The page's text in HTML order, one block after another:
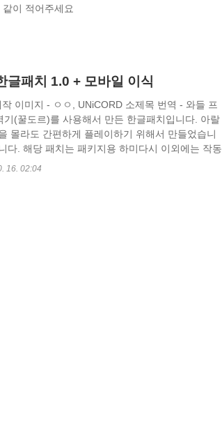
이 적어주세요
글패치 1.0 + 모바일 이식
이미지 - ㅇㅇ, UNiCORD 소제목 번역 - 와들 프
(꿀도르)를 사용해서 만든 한글패치입니다. 아랄
몰라도 간편하게 플레이하기 위해서 만들었습니
다. 해당 패치는 패키지용 하미다시 이외에는 작동
제목 200개, 일부 이미지는 손번역 작업이 되어있
16. 02:04